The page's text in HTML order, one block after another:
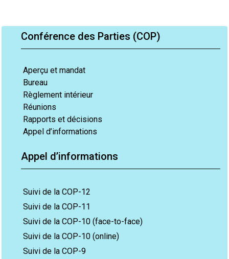
Conférence des Parties (COP)
Aperçu et mandat
Bureau
Règlement intérieur
Réunions
Rapports et décisions
Appel d’informations
Appel d’informations
Suivi de la COP-12
Suivi de la COP-11
Suivi de la COP-10 (face-to-face)
Suivi de la COP-10 (online)
Suivi de la COP-9